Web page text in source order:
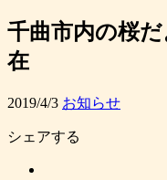
千曲市内の桜
在
2019/4/3 お知らせ
シェアする